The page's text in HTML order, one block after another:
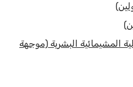
المشيمائية البشرية (موجهة